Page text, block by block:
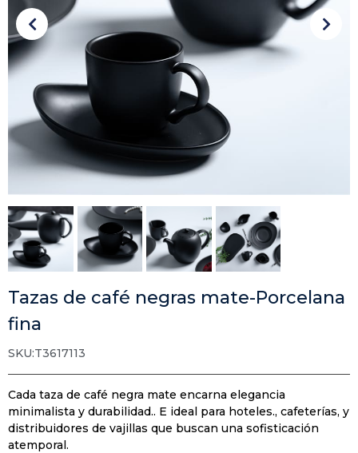
Tazas de café negras mate-Porcelana
fina
SKU:T3617113
Cada taza de café negra mate encarna elegancia
minimalista y durabilidad.. E ideal para hoteles., cafeterías, y
distribuidores de vajillas que buscan una sofisticación
atemporal.